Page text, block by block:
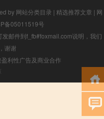
by 网站分类目录 | 精选推荐文章 | 网
备05011519号
邮件到f_fb#foxmail.com说明，我们
谢谢
利性广告及商业合作